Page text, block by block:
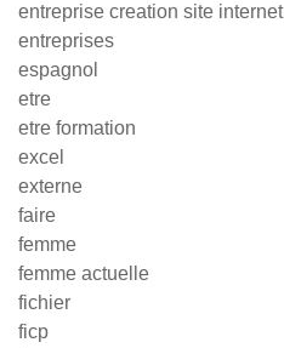
entreprise creation site internet
entreprises
espagnol
etre
etre formation
excel
externe
faire
femme
femme actuelle
fichier
ficp